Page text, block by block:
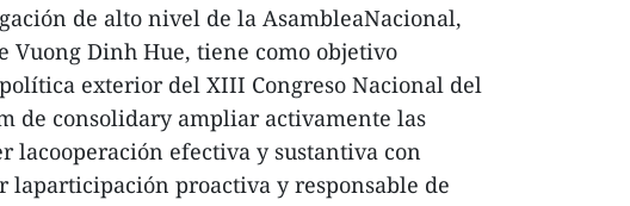
de alto nivel de la AsambleaNacional,
Vuong Dinh Hue, tiene como objetivo
exterior del XIII Congreso Nacional del
de consolidary ampliar activamente las
lacooperación efectiva y sustantiva con
laparticipación proactiva y responsable de